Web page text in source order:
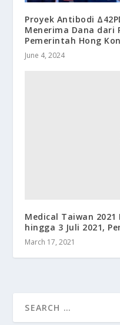
Proyek Antibodi
Menerima Dana dari
Pemerintah Hong
June 4, 2024
Medical Taiwan
hingga 3 Juli 2021,
March 17, 2021